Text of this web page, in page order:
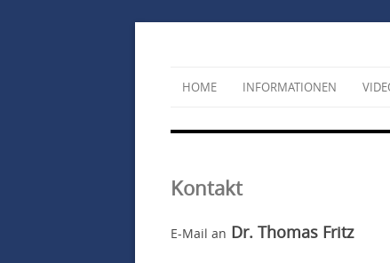
HOME INFORMATIONEN
Kontakt
E-Mail an Dr. Thomas Fritz